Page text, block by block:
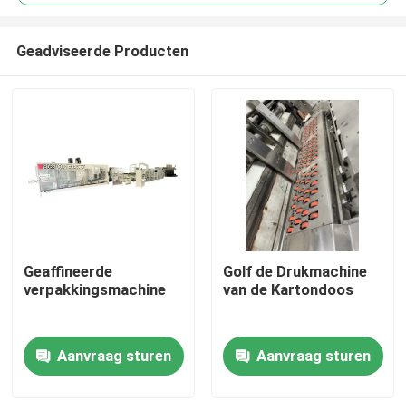
Huis
Geadviseerde Producten
Geaffineerde
verpakkingsmachine
Aanvraag sturen
Golf de Drukmachine
van de Kartondoos
Aanvraag sturen